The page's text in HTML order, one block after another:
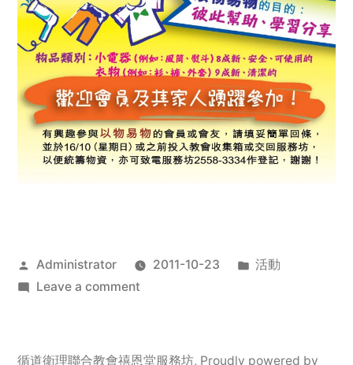
Posted
by
Administrator 2011-10-23
Posted
活動
Leave a commenton
服
循道衛理聯合教會禧恩堂服務坊, Proudly powered by